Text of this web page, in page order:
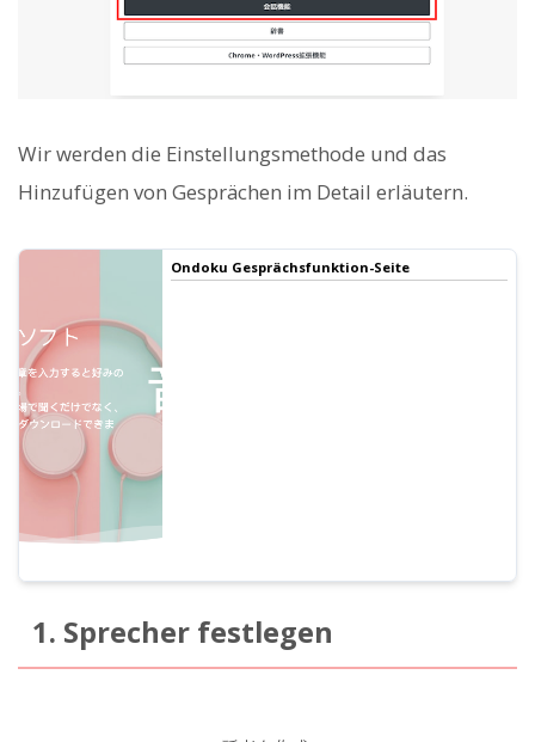
Wir werden die Einstellungsmethode und das
Hinzufügen von Gesprächen im Detail erläutern.
Ondoku Gesprächsfunktion-Seite
1. Sprecher festlegen